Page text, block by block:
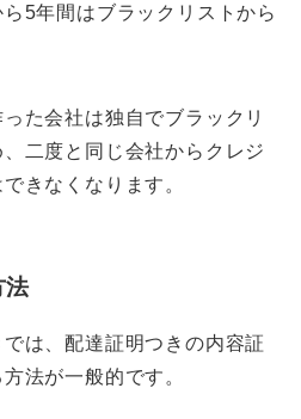
5年間はブラックリストから
た会社は独自でブラックリ
二度と同じ会社からクレジ
きなくなります。
法
は、配達証明つきの内容証
法が一般的です。